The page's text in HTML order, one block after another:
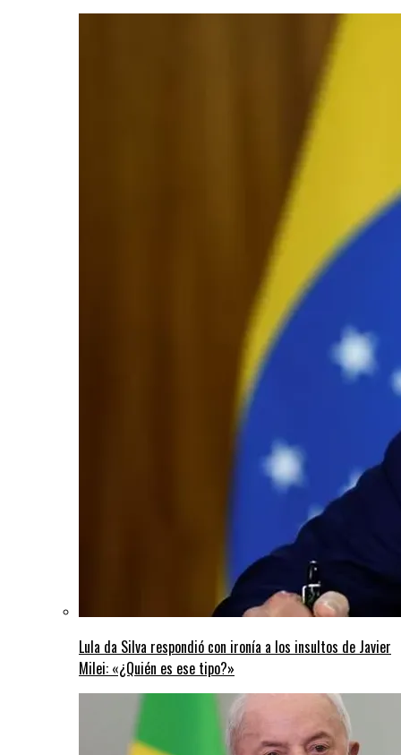
Lula da Silva respondió con ironía a los insultos de Javier
Milei: «¿Quién es ese tipo?»